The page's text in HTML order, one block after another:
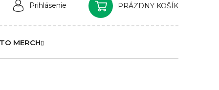
Prihlásenie
NÁKUPNÝ
PRÁZDNY KOŠÍK
MERCH